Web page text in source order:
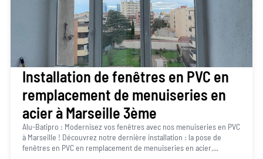
Installation de fenêtres en PVC en
remplacement de menuiseries en
acier à Marseille 3ème
Alu-Batipro : Modernisez vos fenêtres avec nos menuiseries en PVC
à Marseille ! Découvrez notre dernière installation : la pose de
fenêtres en PVC en remplacement de menuiseries en acier,...